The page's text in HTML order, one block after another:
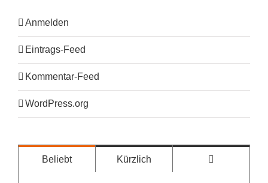
Anmelden
Eintrags-Feed
Kommentar-Feed
WordPress.org
Beliebt Kürzlich